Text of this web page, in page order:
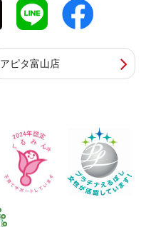
アピタ富山店